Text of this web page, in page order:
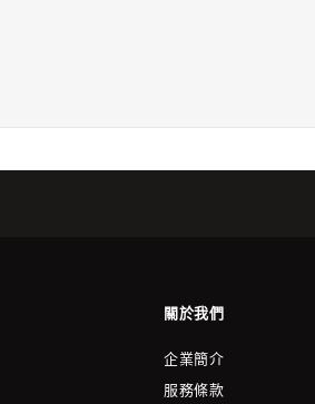
關於我們
企業簡介
服務條款